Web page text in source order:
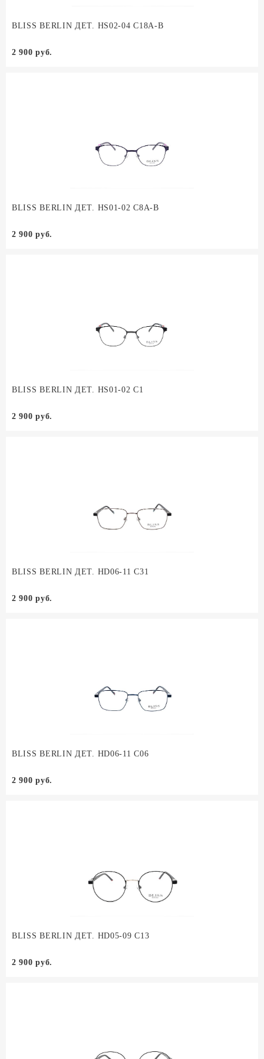
BLISS BERLIN ДЕТ. HS02-04 C18A-B
2 900 руб.
BLISS BERLIN ДЕТ. HS01-02 C8A-B
2 900 руб.
BLISS BERLIN ДЕТ. HS01-02 C1
2 900 руб.
BLISS BERLIN ДЕТ. HD06-11 C31
2 900 руб.
BLISS BERLIN ДЕТ. HD06-11 C06
2 900 руб.
BLISS BERLIN ДЕТ. HD05-09 C13
2 900 руб.